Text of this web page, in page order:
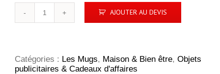
avec
base
AJOUTER AU DEVIS
Catégories : Les Mugs, Maison & Bien être, Objets
publicitaires & Cadeaux d'affaires